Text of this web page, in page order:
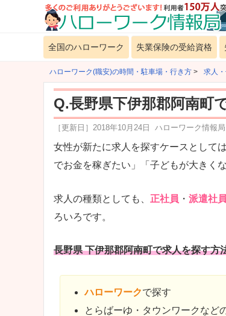
全国のハローワーク 失業保険の受給資格
ハローワーク(職安)の時間・駐車場・行き方 > 求人
Q.長野県下伊那郡阿南町
［更新日］ 2018年10月24日 ハローワーク情報局
女性が新たに求人を探すケースとして
でお金を稼ぎたい」「子どもが大きく
求人の種類としても、 正社員 ・ 派遣社員
ろいろです。
長野県 下伊那郡阿南町で求人を探す方
ハローワークで探す
とらばーゆ・タウンワークなど